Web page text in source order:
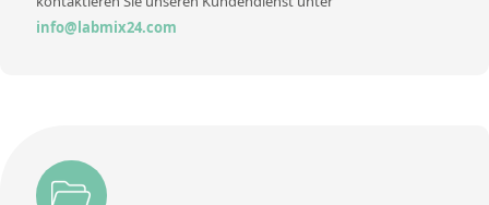
info@labmix24.com